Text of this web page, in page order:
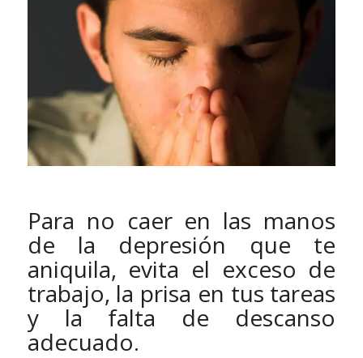
Para no caer en las manos
de la depresión que te
aniquila, evita el exceso de
trabajo, la prisa en tus tareas
y la falta de descanso
adecuado.